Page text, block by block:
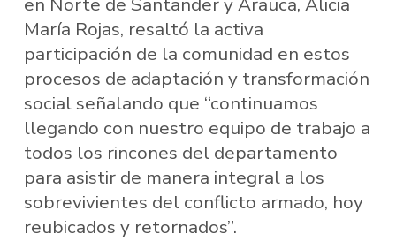
María Rojas, resaltó la activa
participación de la comunidad en estos
procesos de adaptación y transformación
social señalando que “continuamos
llegando con nuestro equipo de trabajo a
todos los rincones del departamento
para asistir de manera integral a los
sobrevivientes del conflicto armado, hoy
reubicados y retornados”.